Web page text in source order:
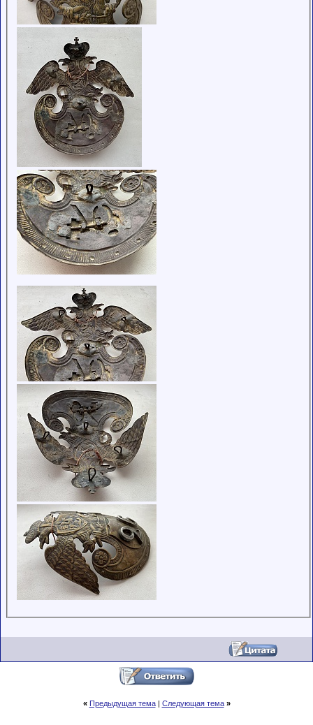
« Предыдущая тема| Следующая тема »